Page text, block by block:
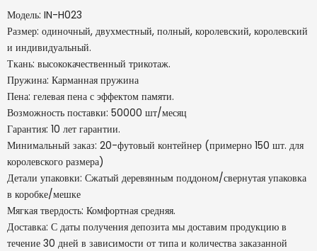
Модель: IN-H023
Размер: одиночный, двухместный, полный, королевский, королевский
и индивидуальный.
Ткань: высококачественный трикотаж.
Пружина: Карманная пружина
Пена: гелевая пена с эффектом памяти.
Возможность поставки: 50000 шт/месяц
Гарантия: 10 лет гарантии.
Минимальный заказ: 20-футовый контейнер (примерно 150 шт. для
королевского размера)
Детали упаковки: Сжатый деревянным поддоном/свернутая упаковка
в коробке/мешке
Мягкая твердость: Комфортная средняя.
Доставка: С даты получения депозита мы доставим продукцию в
течение 30 дней в зависимости от типа и количества заказанной